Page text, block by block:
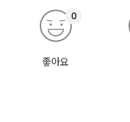
좋아요
0